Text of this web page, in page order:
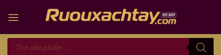
Tìm
kiếm